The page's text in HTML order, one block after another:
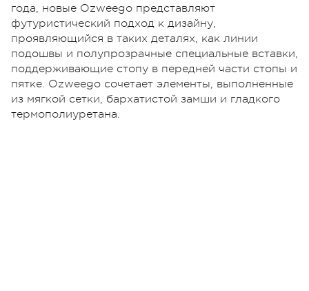
года, новые Ozweego представляют
футуристический подход к дизайну,
проявляющийся в таких деталях, как линии
подошвы и полупрозрачные специальные вставки,
поддерживающие стопу в передней части стопы и
пятке. Ozweego сочетает элементы, выполненные
из мягкой сетки, бархатистой замши и гладкого
термополиуретана.